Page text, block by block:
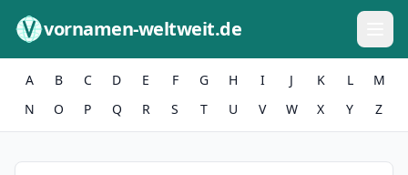
vornamen-weltweit.de
A B C D E F G H I J K L
M
N
O P Q R S T U V W X Y Z